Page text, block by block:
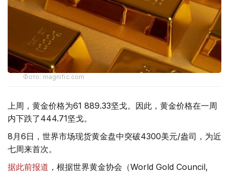
Фото: magnific.com
上周，黄金价格为61 889.33坚戈。因此，黄金价格在一周
内下跌了444.71坚戈。
8月6日，世界市场现货黄金盘中突破4300美元/盎司，为近
七周来首次。
据此前报道 ，根据世界黄金协会（World Gold Council,